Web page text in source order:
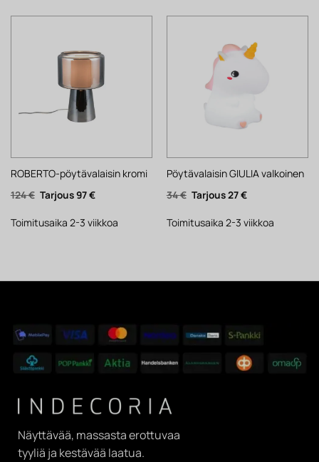
ROBERTO-pöytävalaisin kromi
124€ Alkuperäinen
hinta
124 €.
97€Nykyinen
97 €.
Toimitusaika 2-3 viikkoa
Pöytävalaisin GIULIA valkoinen
34€ Alkuperäinen
hinta
34 €.
27€Nykyinen
27 €.
Toimitusaika 2-3 viikkoa
Näyttävää, massasta erottuvaa
tyyliä ja kestävää laatua.